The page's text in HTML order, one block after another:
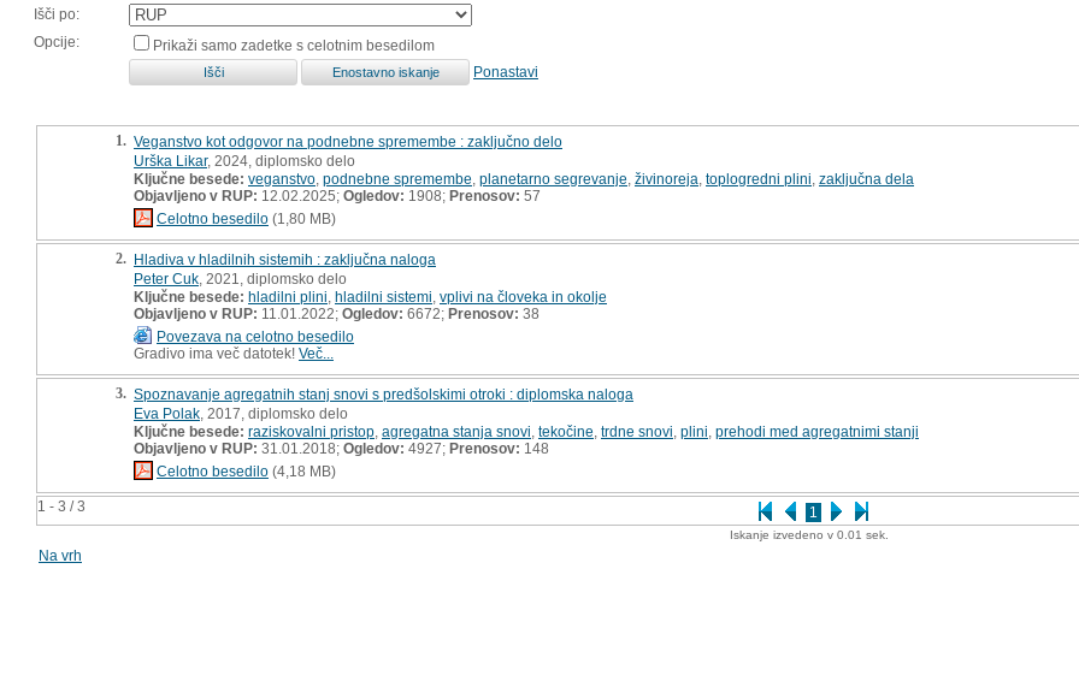
Išči po:
Opcije:
Prikaži samo zadetke s celotnim besedilom
Ponastavi
1 - 3 / 3 1
1. Veganstvo kot odgovor na podnebne spremembe : zaključno delo
Urška Likar, 2024, diplomsko delo
Ključne besede: veganstvo podnebne spremembe planetarno segrevanje živinoreja toplogredni plini zaključna dela
Objavljeno v RUP: 12.02.2025; Ogledov: 1908; Prenosov: 57
Celotno besedilo (1,80 MB)
2. Hladiva v hladilnih sistemih : zaključna naloga
Peter Cuk , 2021, diplomsko delo
Ključne besede: hladilni plini hladilni sistemi vplivi na človeka in okolje
Objavljeno v RUP: 11.01.2022; Ogledov: 6672; Prenosov: 38
Povezava na celotno besedilo
Gradivo ima več datotek! Več...
3. Spoznavanje agregatnih stanj snovi s predšolskimi otroki : diplomska naloga
Eva Polak , 2017, diplomsko delo
Ključne besede: raziskovalni pristop agregatna stanja snovi tekočine trdne snovi plini prehodi med agregatnimi stanji
Objavljeno v RUP: 31.01.2018; Ogledov: 4927; Prenosov: 148
Celotno besedilo (4,18 MB)
Iskanje izvedeno v 0.01 sek.
Na vrh